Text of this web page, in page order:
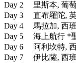
Day 2 里斯本, 葡
Day 3 直布羅陀,
Day 4 馬拉加, 西
Day 5 海上航行 *
Day 6 阿利坎特,
Day 7 伊比薩, 西